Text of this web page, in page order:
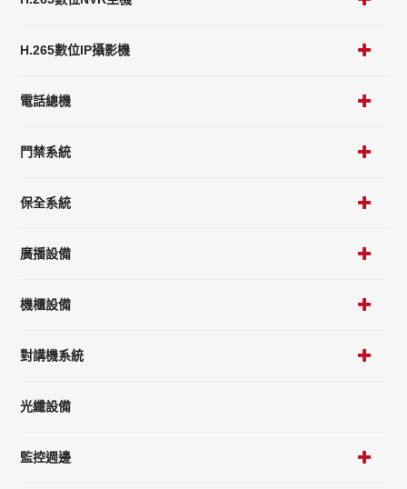
H.265數位IP攝影機
電話總機
門禁系統
保全系統
廣播設備
機櫃設備
對講機系統
光纖設備
監控週邊